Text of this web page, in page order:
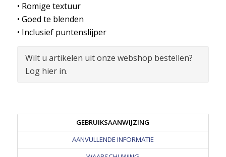
• Romige textuur
• Goed te blenden
• Inclusief puntenslijper
Wilt u artikelen uit onze webshop bestellen?
Log hier in.
GEBRUIKSAANWIJZING
AANVULLENDE INFORMATIE